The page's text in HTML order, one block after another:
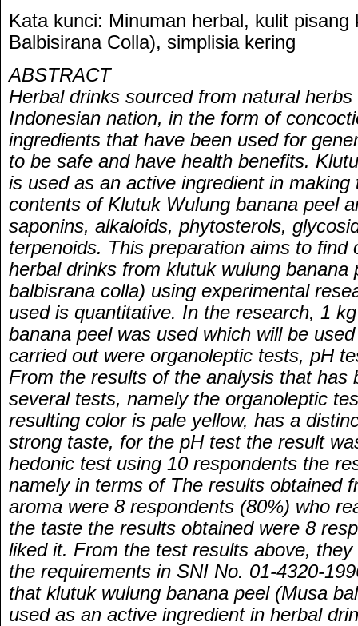
Kata kunci: Minuman herbal, kulit
Balbisirana Colla), simplisia kering
ABSTRACT
Herbal drinks sourced from natural
Indonesian nation, in the form of
ingredients that have been used for
to be safe and have health benefits.
is used as an active ingredient in
contents of Klutuk Wulung banana peel
saponins, alkaloids, phytosterols,
terpenoids. This preparation aims to find
herbal drinks from klutuk wulung banana
balbisrana colla) using experimental
used is quantitative. In the research, 1
banana peel was used which will be
carried out were organoleptic tests, pH
From the results of the analysis that has
several tests, namely the organoleptic
resulting color is pale yellow, has a
strong taste, for the pH test the result
hedonic test using 10 respondents the
namely in terms of The results obtained
aroma were 8 respondents (80%) who
the taste the results obtained were 8
liked it. From the test results above,
the requirements in SNI No. 01-4320-
that klutuk wulung banana peel (Musa
used as an active ingredient in herbal